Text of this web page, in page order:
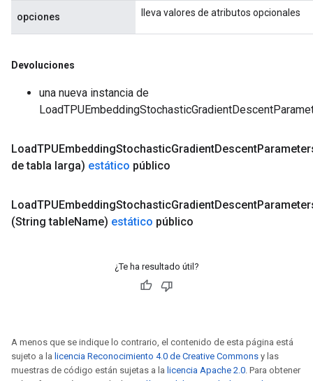
opciones lleva valores de atributos opcionales
Devoluciones
una nueva instancia de
LoadTPUEmbeddingStochasticGradientDescent
de tabla larga) estático público
LoadTPUEmbeddingStochasticGradientDescent
(String tableName) estático público
¿Te ha resultado útil?
A menos que se indique lo contrario, el contenido de esta página está
sujeto a la licencia Reconocimiento 4.0 de Creative Commons y las
muestras de código están sujetas a la licencia Apache 2.0. Para obtener